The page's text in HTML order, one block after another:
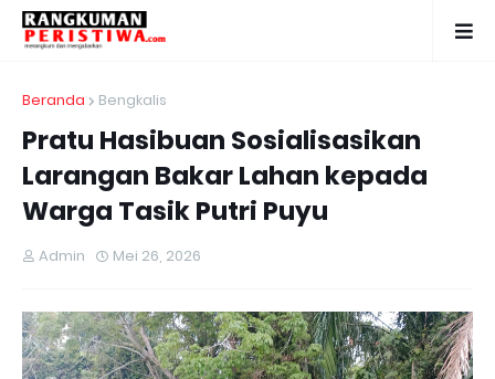
Beranda Bengkalis
Pratu Hasibuan Sosialisasikan
Larangan Bakar Lahan kepada
Warga Tasik Putri Puyu
Admin Mei 26, 2026